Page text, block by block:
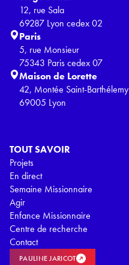
TOUT SAVOIR
Projets
En direct
Semaine Missionnaire
Agir
Enfance Missionnaire
Centre de recherche
Contact
PAULINE JARICOT
12, rue Sala
69287 Lyon cedex 02
Paris
5, rue Monsieur
75343 Paris cedex 07
Maison de Lorette
42, Montée Saint-Barthélemy
69005 Lyon